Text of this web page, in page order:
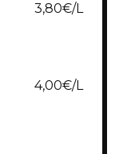
3,80€/L
4,00€/L